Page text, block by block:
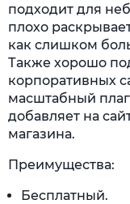
подходит для
плохо
как слишком
Также хорошо
корпоративных
масштабный
добавляет на
магазина.
Преимущества:
Бесплатный.